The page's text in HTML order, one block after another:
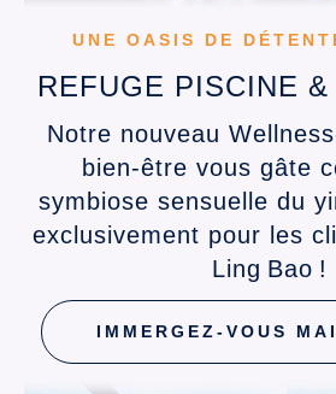
UNE OASIS DE
REFUGE PISCINE
Notre nouveau
bien-être vous gâte
symbiose sensuelle du
exclusivement pour les
Ling Bao !
IMMERGEZ-VOUS